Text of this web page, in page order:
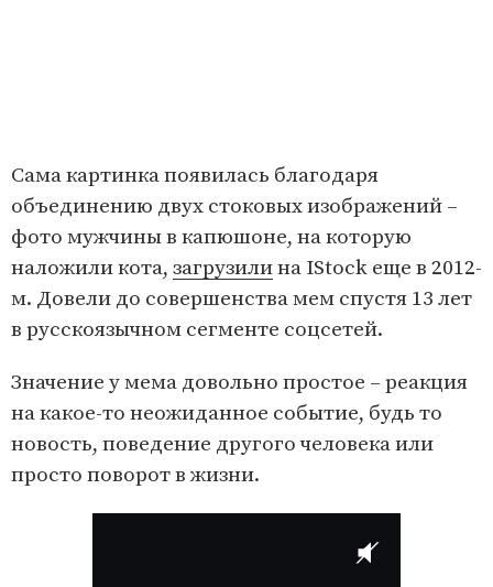
Сама картинка появилась благодаря
объединению двух стоковых изображений –
фото мужчины в капюшоне, на которую
наложили кота, загрузилина IStock еще в 2012-
м. Довели до совершенства мем спустя 13 лет
в русскоязычном сегменте соцсетей.
Значение у мема довольно простое – реакция
на какое-то неожиданное событие, будь то
новость, поведение другого человека или
просто поворот в жизни.